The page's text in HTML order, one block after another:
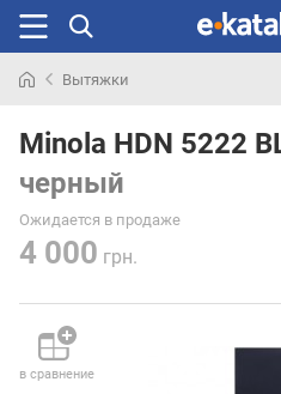
раньше
Вытяжки
Minola HDN 5222
черный
Ожидается в продаже
4 000 грн.
в сравнение